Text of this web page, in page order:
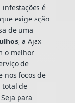
infestações é
exige ação
de uma
, a Ajax
o melhor
de
nos focos de
total de
para